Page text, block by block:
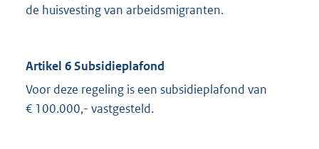
de huisvesting van arbeidsmigranten.
Artikel 6 Subsidieplafond
Voor deze regeling is een subsidieplafond van
€ 100.000,- vastgesteld.